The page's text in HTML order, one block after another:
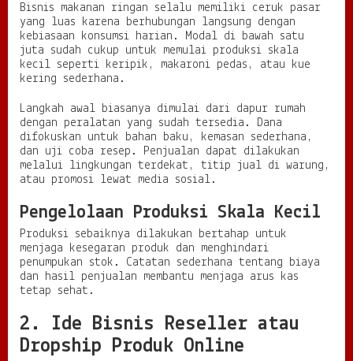
i
j
a
l
a
a
n
Bisnis makanan ringan selalu memiliki ceruk pasar
yang luas karena berhubungan langsung dengan
kebiasaan konsumsi harian. Modal di bawah satu
juta sudah cukup untuk memulai produksi skala
kecil seperti keripik, makaroni pedas, atau kue
kering sederhana.
Langkah awal biasanya dimulai dari dapur rumah
dengan peralatan yang sudah tersedia. Dana
difokuskan untuk bahan baku, kemasan sederhana,
dan uji coba resep. Penjualan dapat dilakukan
melalui lingkungan terdekat, titip jual di warung,
atau promosi lewat media sosial.
Pengelolaan Produksi Skala Kecil
Produksi sebaiknya dilakukan bertahap untuk
menjaga kesegaran produk dan menghindari
penumpukan stok. Catatan sederhana tentang biaya
dan hasil penjualan membantu menjaga arus kas
tetap sehat.
2. Ide Bisnis Reseller atau
Dropship Produk Online